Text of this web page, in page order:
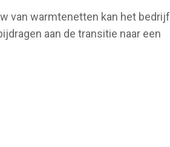
van warmtenetten kan het bedrijf
aan de transitie naar een